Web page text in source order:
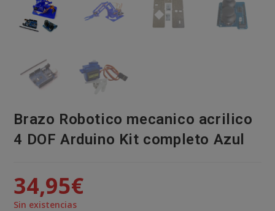
Brazo Robotico mecanico acrilico
4 DOF Arduino Kit completo Azul
34,95€
Sin existencias